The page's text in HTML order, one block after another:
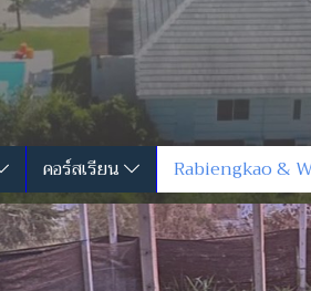
คอร์สเรียน Rabiengkao &